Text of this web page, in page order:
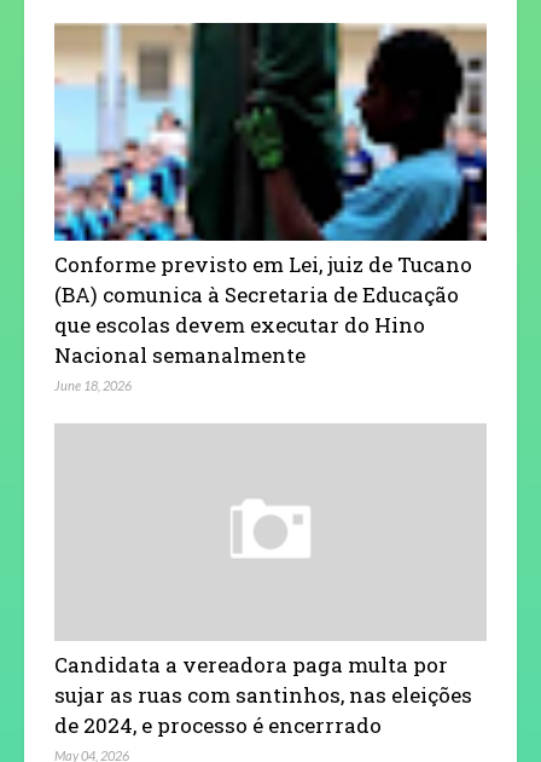
Conforme previsto em Lei, juiz de Tucano
(BA) comunica à Secretaria de Educação
que escolas devem executar do Hino
Nacional semanalmente
June 18, 2026
Candidata a vereadora paga multa por
sujar as ruas com santinhos, nas eleições
de 2024, e processo é encerrrado
May 04, 2026